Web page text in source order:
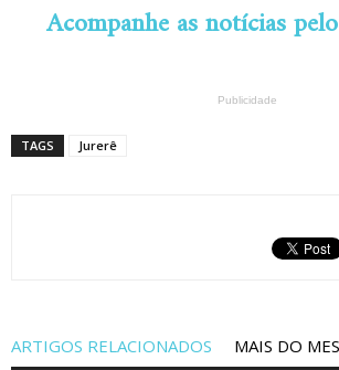
Acompanhe as notícias
Publicidade
TAGS Jurerê
ARTIGOS RELACIONADOS MAIS DO